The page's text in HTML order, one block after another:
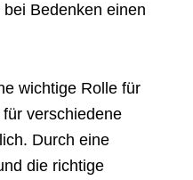
Bedenken einen
wichtige Rolle für
verschiedene
Durch eine
die richtige